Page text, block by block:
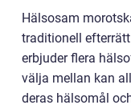
Hälsosam
traditionell
erbjuder flera
välja mellan kan
deras hälsomål